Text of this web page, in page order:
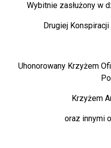
Wybitnie zasłużony w
Drugiej
Uhonorowany Krzyżem
Krzyżem
oraz innymi